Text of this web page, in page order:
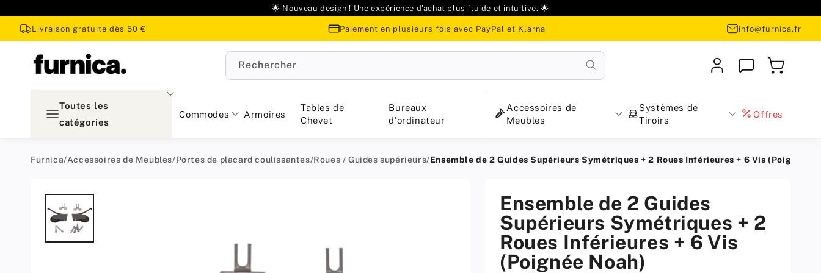
🌟 Nouveau design ! Une expérience d'achat plus fluide et intuitive. 🌟
Livraison gratuite dès 50 € Paiement en plusieurs fois avec PayPal et Klarna info@furnica.fr
Rechercher
connecter
Panier
Toutes les
catégories
Commodes Armoires
Tables de
Chevet
Bureaux
d'ordinateur
Accessoires de
Meubles
Systèmes de
Tiroirs
Offres
Furnica/Accessoires de Meubles/Portes de placard coulissantes/Roues / Guides supérieurs/Ensemble de 2 Guides Supérieurs Symétriques + 2 Roues Inférieures + 6 Vis (Poignée
Passer aux
produit
Ensemble de 2 Guides
Supérieurs Symétriques + 2
Roues Inférieures + 6 Vis
(Poignée Noah)